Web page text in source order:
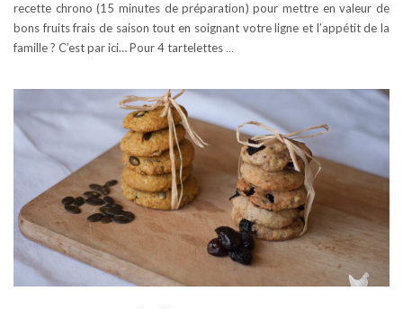
recette chrono (15 minutes de préparation) pour mettre en valeur de
bons fruits frais de saison tout en soignant votre ligne et l’appétit de la
famille ? C’est par ici… Pour 4 tartelettes …